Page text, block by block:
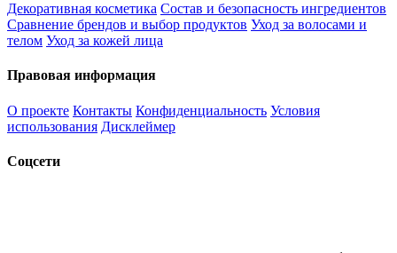
Декоративная косметика Состав и безопасность ингредиентов
Сравнение брендов и выбор продуктов Уход за волосами и
телом Уход за кожей лица
Правовая информация
О проекте Контакты Конфиденциальность Условия
использования Дисклеймер
Соцсети